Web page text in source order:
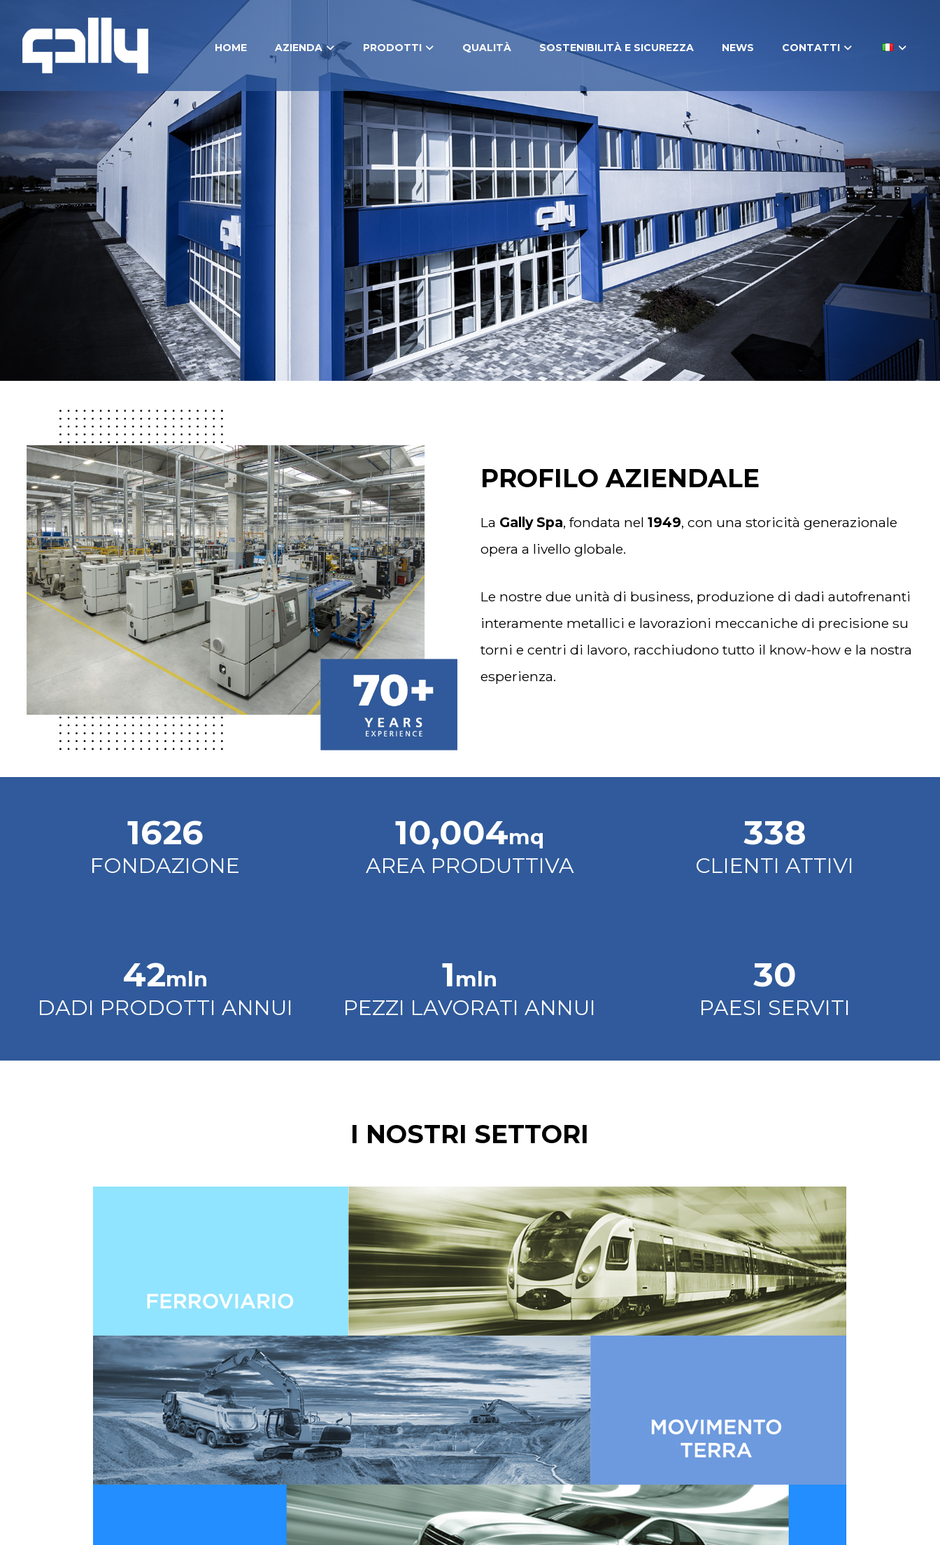
HOME AZIENDA PRODOTTI QUALITÀ SOSTENIBILITÀ E SICUREZZA NEWS CONTATTI
PROFILO AZIENDALE
La Gally Spa, fondata nel 1949, con una storicità generazionale
opera a livello globale.
Le nostre due unità di business, produzione di dadi autofrenanti
interamente metallici e lavorazioni meccaniche di precisione su
torni e centri di lavoro, racchiudono tutto il know-how e la nostra
esperienza.
1949
FONDAZIONE
12,000mq
AREA PRODUTTIVA
405
CLIENTI ATTIVI
50mln
DADI PRODOTTI ANNUI
1mln
PEZZI LAVORATI ANNUI
35
PAESI SERVITI
I NOSTRI SETTORI